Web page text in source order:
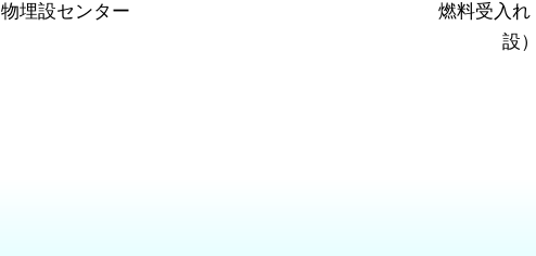
物埋設センター
燃料受入れ
設）